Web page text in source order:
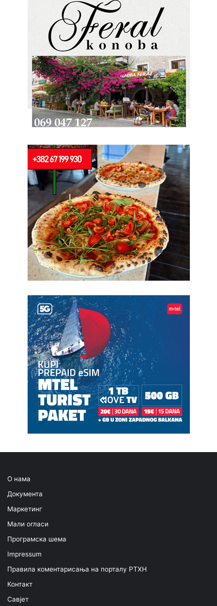
О нама
Документа
Маркетинг
Мали огласи
Програмска шема
Impressum
Правила коментарисања на порталу РТХН
Контакт
Савјет